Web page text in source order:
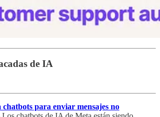
de IA
para enviar mensajes no